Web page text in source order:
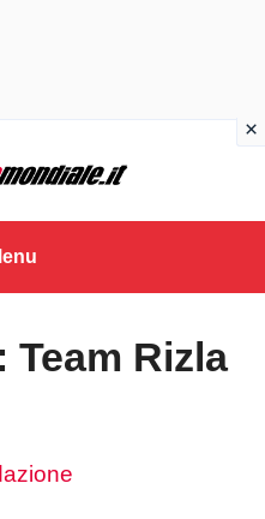
Team Rizla